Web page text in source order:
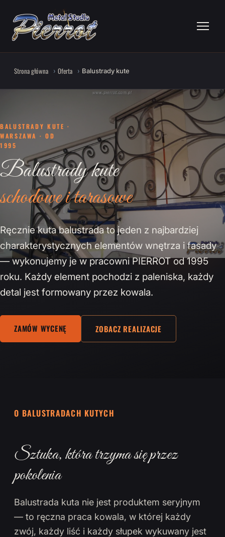
Strona główna Oferta Balustrady kute
BALUSTRADY KUTE ·
WARSZAWA · OD
1995
Balustrady kute
schodowe i tarasowe
Ręcznie kuta balustrada to jeden z najbardziej
charakterystycznych elementów wnętrza i fasady
— wykonujemy je w pracowni PIERROT od 1995
roku. Każdy element pochodzi z paleniska, każdy
detal jest formowany przez kowala.
ZAMÓW WYCENĘ ZOBACZ REALIZACJE
O BALUSTRADACH KUTYCH
Sztuka, która trzyma się przez
pokolenia
Balustrada kuta nie jest produktem seryjnym
— to ręczna praca kowala, w której każdy
zwój, każdy liść i każdy słupek wykuwany jest